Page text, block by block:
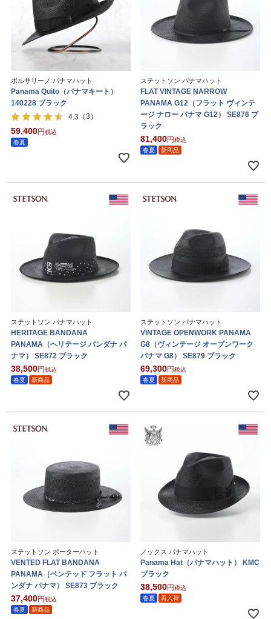
ボルサリーノ パナマハット
Panama Quito（パナマキート）
140228 ブラック
4.3 （3）
59,400
税込
春夏
ステットソン パナマハット
FLAT VINTAGE NARROW
PANAMA G12（フラット ヴィンテ
ージ ナロー パナマ G12） SE876 ブ
ラック
81,400
税込
春夏
新商品
ステットソン パナマハット
HERITAGE BANDANA
PANAMA（ヘリテージ バンダナ パ
ナマ） SE872 ブラック
38,500
税込
春夏
新商品
ステットソン パナマハット
VINTAGE OPENWORK PANAMA
G8（ヴィンテージ オープンワーク
パナマ G8） SE879 ブラック
69,300
税込
春夏
新商品
ステットソン ボーターハット
VENTED FLAT BANDANA
PANAMA（ベンテッド フラット バ
ンダナ パナマ） SE873 ブラック
37,400
税込
春夏
新商品
ノックス パナマハット
Panama Hat（パナマハット） KMC
ブラック
38,500
税込
春夏
再入荷